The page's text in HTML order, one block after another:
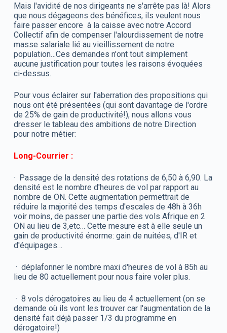
Mais l'avidité de nos dirigeants ne s'arrête pas là! Alors
que nous dégageons des bénéfices, ils veulent nous
faire passer encore à la caisse avec notre Accord
Collectif afin de compenser l'alourdissement de notre
masse salariale lié au vieillissement de notre
population…Ces demandes n'ont tout simplement
aucune justification pour toutes les raisons évoquées
ci-dessus.
Pour vous éclairer sur l'aberration des propositions qui
nous ont été présentées (qui sont davantage de l'ordre
de 25% de gain de productivité!), nous allons vous
dresser le tableau des ambitions de notre Direction
pour notre métier:
Long-Courrier :
· Passage de la densité des rotations de 6,50 à 6,90. La
densité est le nombre d'heures de vol par rapport au
nombre de ON. Cette augmentation permettrait de
réduire la majorité des temps d'escales de 48h à 36h
voir moins, de passer une partie des vols Afrique en 2
ON au lieu de 3,etc… Cette mesure est à elle seule un
gain de productivité énorme: gain de nuitées, d'IR et
d'équipages…
· déplafonner le nombre maxi d'heures de vol à 85h au
lieu de 80 actuellement pour nous faire voler plus.
· 8 vols dérogatoires au lieu de 4 actuellement (on se
demande où ils vont les trouver car l'augmentation de la
densité fait déjà passer 1/3 du programme en
dérogatoire!)